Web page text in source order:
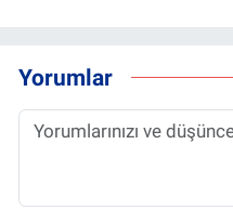
Yorumlar